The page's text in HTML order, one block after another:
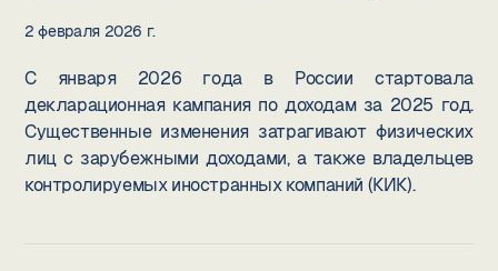
2 февраля 2026 г.
С января 2026 года в России стартовала
декларационная кампания по доходам за 2025 год.
Существенные изменения затрагивают физических
лиц с зарубежными доходами, а также владельцев
контролируемых иностранных компаний (КИК).